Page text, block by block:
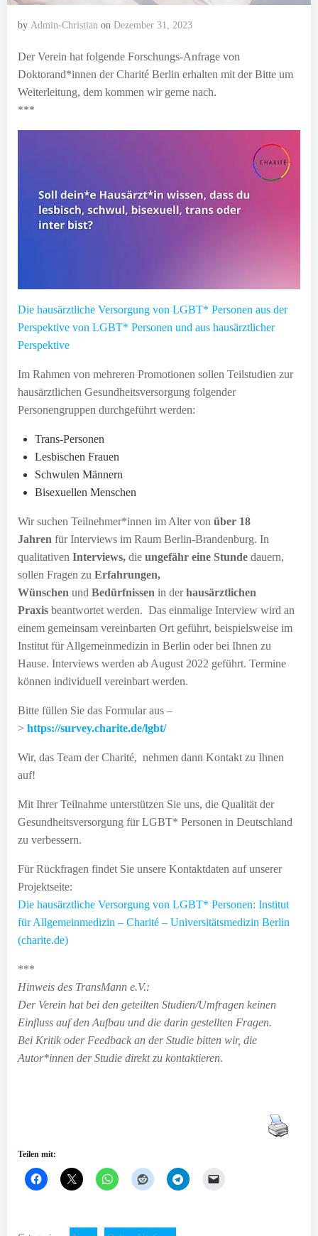
by Admin-Christian on Dezember 31, 2023
Der Verein hat folgende Forschungs-Anfrage von
Doktorand*innen der Charité Berlin erhalten mit der Bitte um
Weiterleitung, dem kommen wir gerne nach.
***
Die hausärztliche Versorgung von LGBT* Personen aus der
Perspektive von LGBT* Personen und aus hausärztlicher
Perspektive
Im Rahmen von mehreren Promotionen sollen Teilstudien zur
hausärztlichen Gesundheitsversorgung folgender
Personengruppen durchgeführt werden:
Trans-Personen
Lesbischen Frauen
Schwulen Männern
Bisexuellen Menschen
Wir suchen Teilnehmer*innen im Alter von über 18
Jahren für Interviews im Raum Berlin-Brandenburg. In
qualitativen Interviews, die ungefähr eine Stunde dauern,
sollen Fragen zu Erfahrungen,
Wünschen und Bedürfnissen in derhausärztlichen
Praxis beantwortet werden. Das einmalige Interview wird an
einem gemeinsam vereinbarten Ort geführt, beispielsweise im
Institut für Allgemeinmedizin in Berlin oder bei Ihnen zu
Hause. Interviews werden ab August 2022 geführt. Termine
können individuell vereinbart werden.
Bitte füllen Sie das Formular aus –
> https://survey.charite.de/lgbt/
Wir, das Team der Charité, nehmen dann Kontakt zu Ihnen
auf!
Mit Ihrer Teilnahme unterstützen Sie uns, die Qualität der
Gesundheitsversorgung für LGBT* Personen in Deutschland
zu verbessern.
Für Rückfragen findet Sie unsere Kontaktdaten auf unserer
Projektseite:
Die hausärztliche Versorgung von LGBT* Personen: Institut
für Allgemeinmedizin – Charité – Universitätsmedizin Berlin
(charite.de)
***
Hinweis des TransMann e.V.:
Der Verein hat bei den geteilten Studien/Umfragen keinen
Einfluss auf den Aufbau und die darin gestellten Fragen.
Bei Kritik oder Feedback an der Studie bitten wir, die
Autor*innen der Studie direkt zu kontaktieren.
Teilen mit: